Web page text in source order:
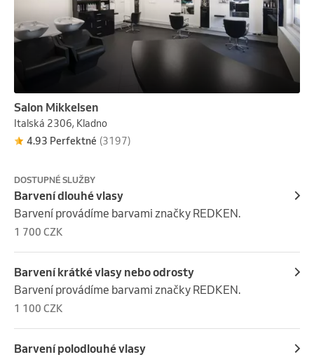
Salon Mikkelsen
Italská 2306, Kladno
4.93 Perfektné (3197)
DOSTUPNÉ SLUŽBY
Barvení dlouhé vlasy
Barvení provádíme barvami značky REDKEN.
1 700 CZK
Barvení krátké vlasy nebo odrosty
Barvení provádíme barvami značky REDKEN.
1 100 CZK
Barvení polodlouhé vlasy